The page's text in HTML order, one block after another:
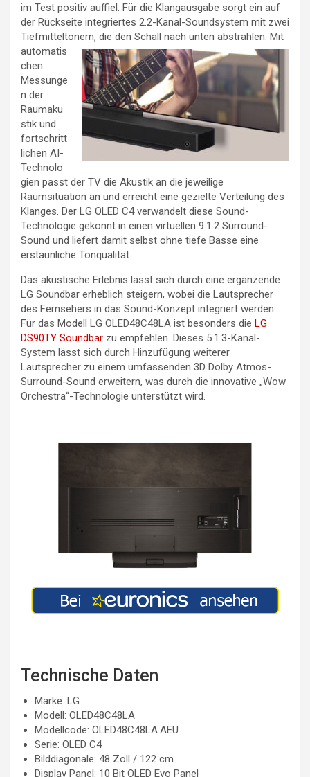
im Test positiv auffiel. Für die Klangausgabe sorgt ein auf
der Rückseite integriertes 2.2-Kanal-Soundsystem mit zwei
Tiefmitteltönern, die den Schall nach unten abstrahlen. Mit
automatis
chen
Messunge
n der
Raumaku
stik und
fortschritt
lichen AI-
Technolo
gien passt der TV die Akustik an die jeweilige
Raumsituation an und erreicht eine gezielte Verteilung des
Klanges. Der LG OLED C4 verwandelt diese Sound-
Technologie gekonnt in einen virtuellen 9.1.2 Surround-
Sound und liefert damit selbst ohne tiefe Bässe eine
erstaunliche Tonqualität.
Das akustische Erlebnis lässt sich durch eine ergänzende
LG Soundbar erheblich steigern, wobei die Lautsprecher
des Fernsehers in das Sound-Konzept integriert werden.
Für das Modell LG OLED48C48LA ist besonders die LG
DS90TY Soundbar zu empfehlen. Dieses 5.1.3-Kanal-
System lässt sich durch Hinzufügung weiterer
Lautsprecher zu einem umfassenden 3D Dolby Atmos-
Surround-Sound erweitern, was durch die innovative „Wow
Orchestra“-Technologie unterstützt wird.
Technische Daten
Marke: LG
Modell: OLED48C48LA
Modellcode: OLED48C48LA.AEU
Serie: OLED C4
Bilddiagonale: 48 Zoll / 122 cm
Display Panel: 10 Bit OLED Evo Panel